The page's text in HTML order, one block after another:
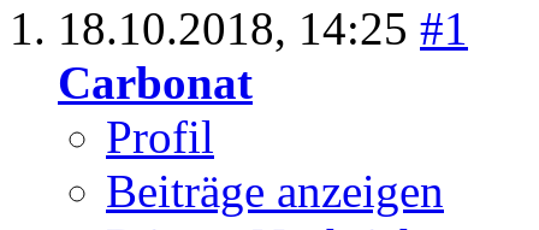
18.10.2018, 14:25 #1
Carbonat
Profil
Beiträge anzeigen